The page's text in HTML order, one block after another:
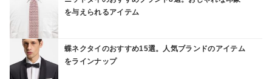
を与えられるアイテム
蝶ネクタイのおすすめ15選。人気ブランドのアイテム
をラインナップ